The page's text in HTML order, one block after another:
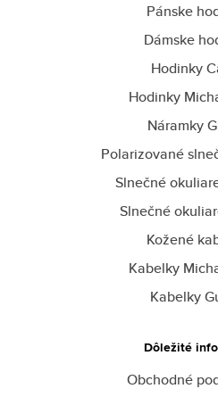
Pánske
Dámske
Hodinky
Hodinky
Náramky
Polarizované
Slnečné
Slnečné
Kožené
Kabelky
Kabelky
Dôležité
Obchodné